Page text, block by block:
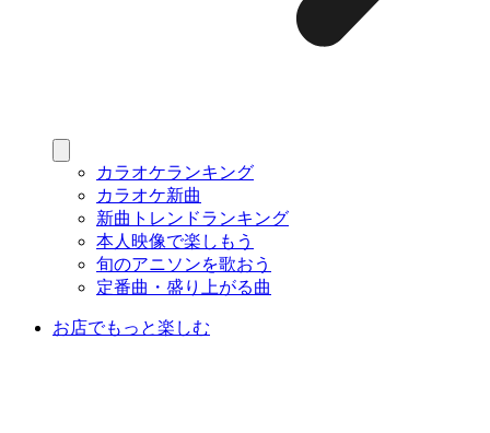
カラオケランキング
カラオケ新曲
新曲トレンドランキング
本人映像で楽しもう
旬のアニソンを歌おう
定番曲・盛り上がる曲
お店でもっと楽しむ